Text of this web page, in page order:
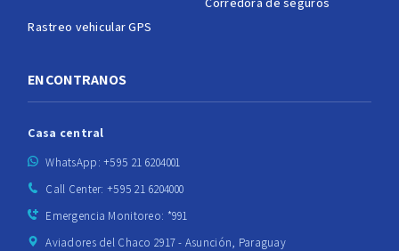
Rastreo vehicular GPS
ENCONTRANOS
Casa central
WhatsApp: +595 21 6204001
Call Center: +595 21 6204000
Emergencia Monitoreo: *991
Aviadores del Chaco 2917 - Asunción, Paraguay